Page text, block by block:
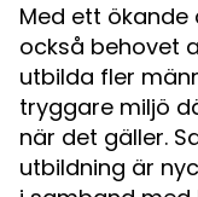
Med ett
också behovet
utbilda fler
tryggare miljö
när det gäller.
utbildning är